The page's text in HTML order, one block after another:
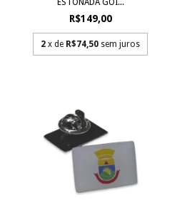
R$149,00
2 x de R$74,50 sem juros